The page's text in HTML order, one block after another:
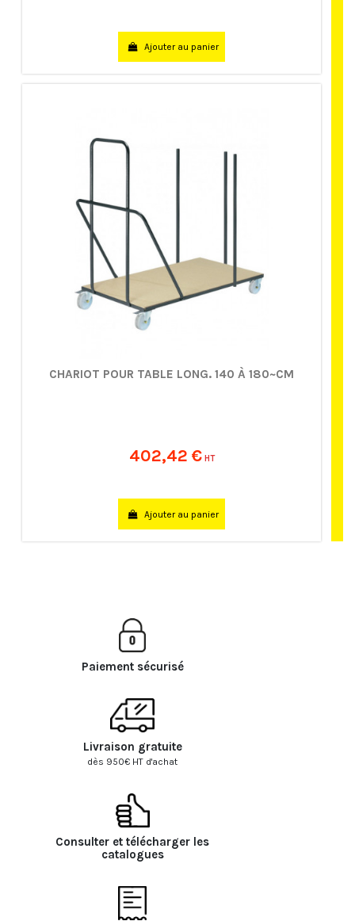
Ajouter au panier
CHARIOT POUR TABLE LONG. 140 À 180~CM
402,42 € HT
Ajouter au panier
Paiement sécurisé
Livraison gratuite
dès 950€ HT d'achat
Consulter et télécharger les
catalogues